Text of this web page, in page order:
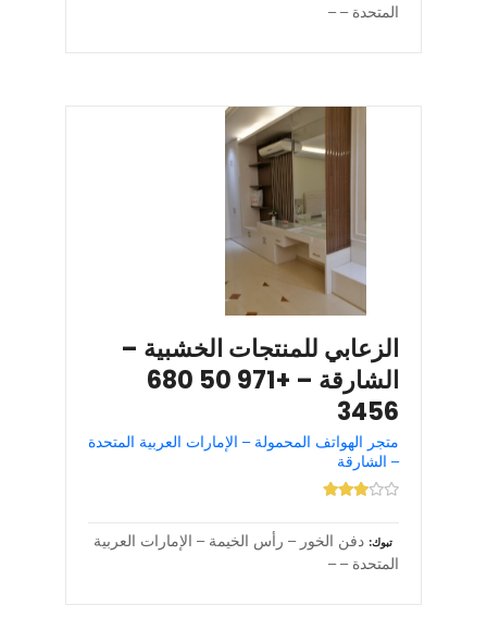
المتحدة – –
الزعابي للمنتجات الخشبية –
الشارقة – +971 50 680
3456
متجر الهواتف المحمولة – الإمارات العربية المتحدة
– الشارقة
تبوك دفن الخور – رأس الخيمة – الإمارات العربية
المتحدة – –